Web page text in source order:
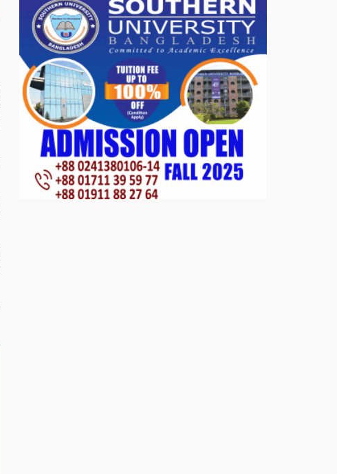
ভারপ্রাপ্ত রাষ্ট্রপতি হাফিজ উদ্দিন
আহমদের সাথে এইচটি বাংলা অনলাইন
পোর্টাল ও আইপি টিভির সম্পাদক মোঃ
ইসমাইল হোসেনের সৌজন্য সাক্ষাৎ।
পাটগ্রামে জুলাই অভ্যুত্থান দিবস
উপলক্ষে ১১দলীয় গণ মিছিল ও গণ
সমাবেশ অনুষ্ঠিত
পোরশায় গণঅভ্যুত্থান দিবসে শহিদ ও
জুলাই যোদ্ধাদের সংবর্ধনা।
১১ দলীয় ঐক্য পোরশা উপজেলা শাখার
আয়োজনে ৫ আগস্ট জুলাই অভ্যুত্থানের